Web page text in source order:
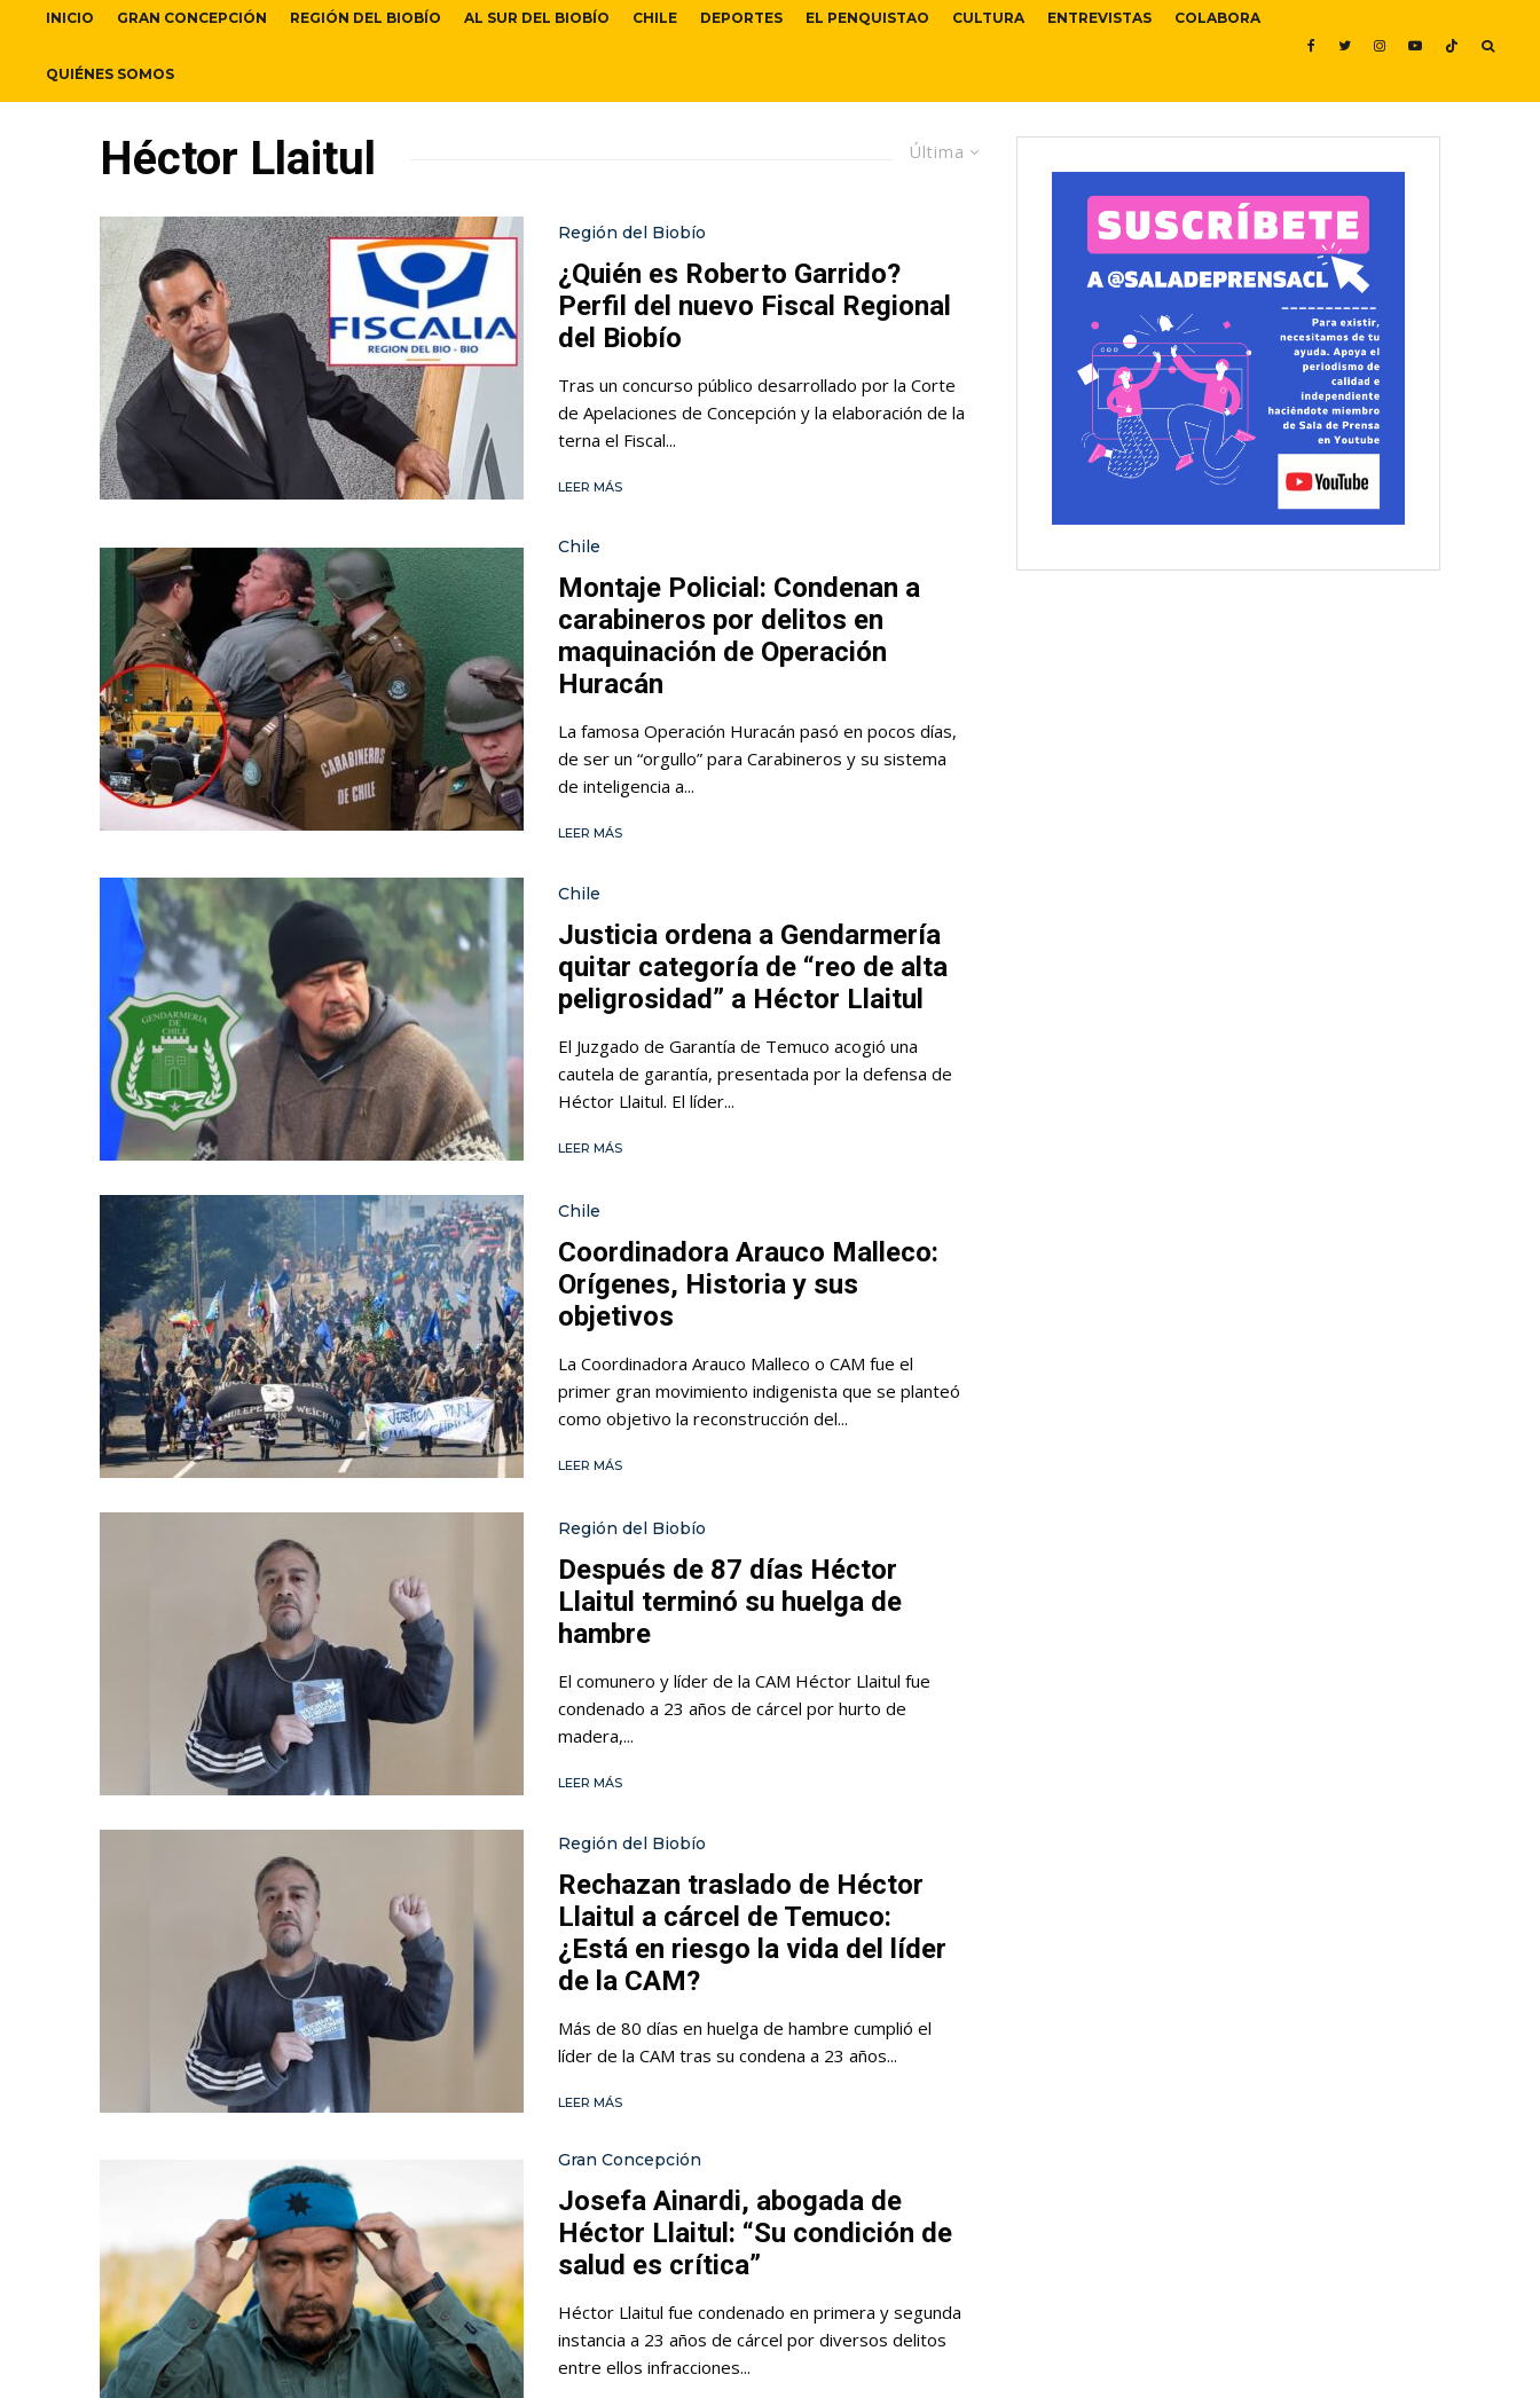
INICIO GRAN CONCEPCIÓN REGIÓN DEL BIOBÍO AL SUR DEL BIOBÍO CHILE DEPORTES EL PENQUISTAO CULTURA ENTREVISTAS COLABORA
QUIÉNES SOMOS
Última
Héctor Llaitul
Región del Biobío
¿Quién es Roberto Garrido?
Perfil del nuevo Fiscal Regional
del Biobío
Tras un concurso público desarrollado por la Corte
de Apelaciones de Concepción y la elaboración de la
terna el Fiscal...
LEER MÁS
Chile
Montaje Policial: Condenan a
carabineros por delitos en
maquinación de Operación
Huracán
La famosa Operación Huracán pasó en pocos días,
de ser un “orgullo” para Carabineros y su sistema
de inteligencia a...
LEER MÁS
Chile
Justicia ordena a Gendarmería
quitar categoría de “reo de alta
peligrosidad” a Héctor Llaitul
El Juzgado de Garantía de Temuco acogió una
cautela de garantía, presentada por la defensa de
Héctor Llaitul. El líder...
LEER MÁS
Chile
Coordinadora Arauco Malleco:
Orígenes, Historia y sus
objetivos
La Coordinadora Arauco Malleco o CAM fue el
primer gran movimiento indigenista que se planteó
como objetivo la reconstrucción del...
LEER MÁS
Región del Biobío
Después de 87 días Héctor
Llaitul terminó su huelga de
hambre
El comunero y líder de la CAM Héctor Llaitul fue
condenado a 23 años de cárcel por hurto de
madera,...
LEER MÁS
Región del Biobío
Rechazan traslado de Héctor
Llaitul a cárcel de Temuco:
¿Está en riesgo la vida del líder
de la CAM?
Más de 80 días en huelga de hambre cumplió el
líder de la CAM tras su condena a 23 años...
LEER MÁS
Gran Concepción
Josefa Ainardi, abogada de
Héctor Llaitul: “Su condición de
salud es crítica”
Héctor Llaitul fue condenado en primera y segunda
instancia a 23 años de cárcel por diversos delitos
entre ellos infracciones...